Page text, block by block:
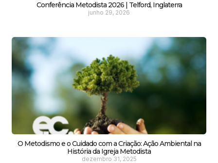
Conferência Metodista 2026 | Telford, Inglaterra
junho 29, 2026
O Metodismo e o Cuidado com a Criação: Ação Ambiental na
História da Igreja Metodista
dezembro 31, 2025